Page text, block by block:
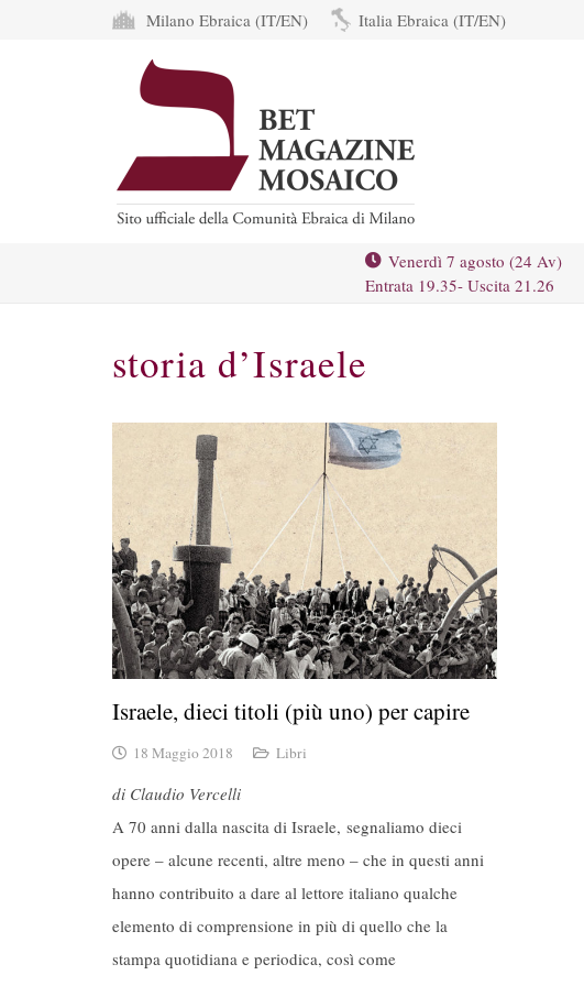
Milano Ebraica (IT/EN) Italia Ebraica (IT/EN)
Venerdì 7 agosto (24 Av)
Entrata 19.35- Uscita 21.26
storia d’Israele
Israele, dieci titoli (più uno) per capire
18 Maggio 2018 Libri
di Claudio Vercelli
A 70 anni dalla nascita di Israele, segnaliamo dieci
opere – alcune recenti, altre meno – che in questi anni
hanno contribuito a dare al lettore italiano qualche
elemento di comprensione in più di quello che la
stampa quotidiana e periodica, così come